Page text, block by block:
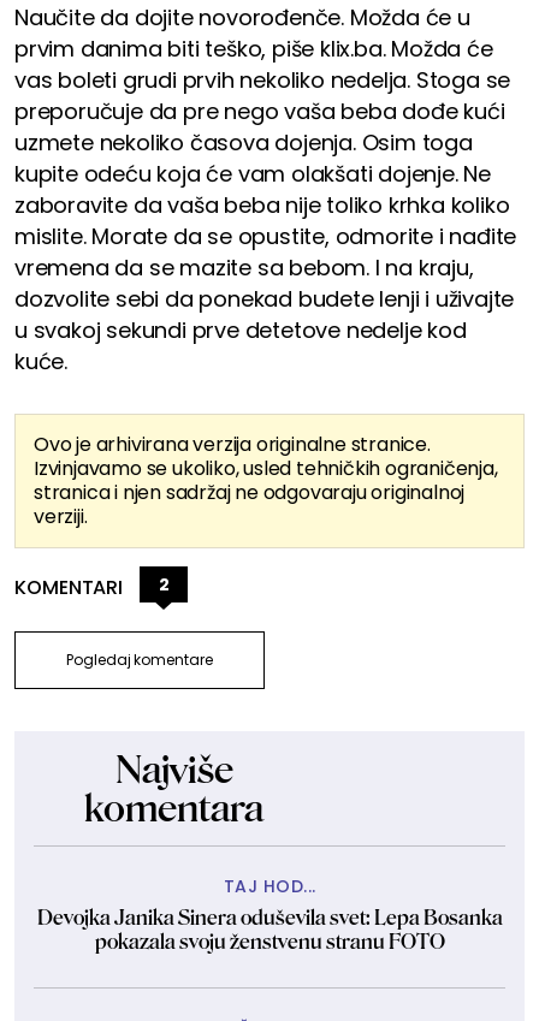
Naučite da dojite novorođenče. Možda će u
prvim danima biti teško, piše klix.ba. Možda će
vas boleti grudi prvih nekoliko nedelja. Stoga se
preporučuje da pre nego vaša beba dođe kući
uzmete nekoliko časova dojenja. Osim toga
kupite odeću koja će vam olakšati dojenje. Ne
zaboravite da vaša beba nije toliko krhka koliko
mislite. Morate da se opustite, odmorite i nađite
vremena da se mazite sa bebom. I na kraju,
dozvolite sebi da ponekad budete lenji i uživajte
u svakoj sekundi prve detetove nedelje kod
kuće.
Ovo je arhivirana verzija originalne stranice.
Izvinjavamo se ukoliko, usled tehničkih ograničenja,
stranica i njen sadržaj ne odgovaraju originalnoj
verziji.
KOMENTARI 2
Pogledaj komentare
Najviše
komentara
TAJ HOD...
Devojka Janika Sinera oduševila svet: Lepa Bosanka
pokazala svoju ženstvenu stranu FOTO